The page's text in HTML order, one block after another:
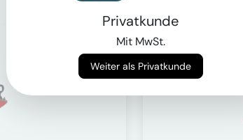
Auf Anfrage
Privatkunde
Mit MwSt.
Weiter als Privatkunde